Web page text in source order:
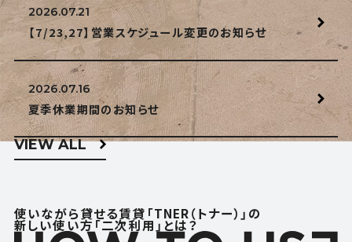
2026.07.21
【7/23,27】営業スケジュール変更のお知らせ
2026.07.16
夏季休業期間のお知らせ
VIEW ALL
使いながら貸せる賃貸「TNER（トナー）」の
新しい使い方「二次利用」とは？